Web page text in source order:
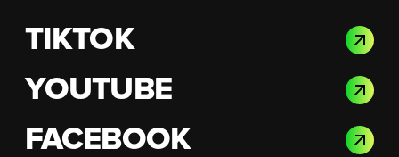
TIKTOK
YOUTUBE
FACEBOOK